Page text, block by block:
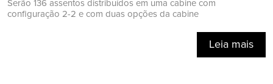
Serão 136 assentos distribuídos em uma cabine com
configuração 2-2 e com duas opções da cabine
Leia mais